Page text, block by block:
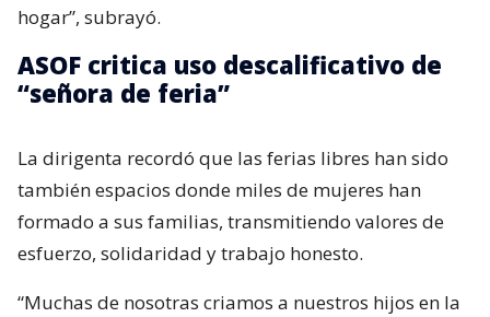
hogar”, subrayó.
ASOF critica uso descalificativo de
“señora de feria”
La dirigenta recordó que las ferias libres han sido
también espacios donde miles de mujeres han
formado a sus familias, transmitiendo valores de
esfuerzo, solidaridad y trabajo honesto.
“Muchas de nosotras criamos a nuestros hijos en la